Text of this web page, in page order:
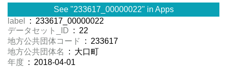
See "233617_00000022" in Apps
label
: 233617_00000022
データセット_ID : 22
地方公共団体コード
: 233617
地方公共団体名
: 大口町
年度 : 2018-04-01